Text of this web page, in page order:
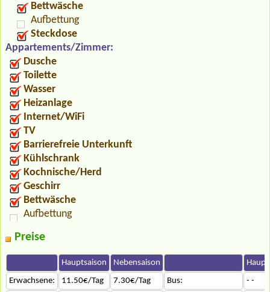
Bettwäsche
Aufbettung
Steckdose
Appartements/Zimmer:
Dusche
Toilette
Wasser
Heizanlage
Internet/WiFi
TV
Barrierefreie Unterkunft
Kühlschrank
Kochnische/Herd
Geschirr
Bettwäsche
Aufbettung
Preise
Hauptsaison Nebensaison
Erwachsene:
11.50€/Tag 7.30€/Tag Bus:
- -